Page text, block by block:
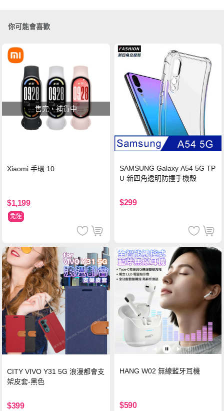
你可能會喜歡
售完，補貨中
Xiaomi 手環 10
$1,199
免運
SAMSUNG Galaxy A54 5G TP
U 新四角透明防撞手機殼
$299
CITY VIVO Y31 5G 浪漫都會支
架皮套-黑色
$399
HANG W02 無線藍牙耳機
$590